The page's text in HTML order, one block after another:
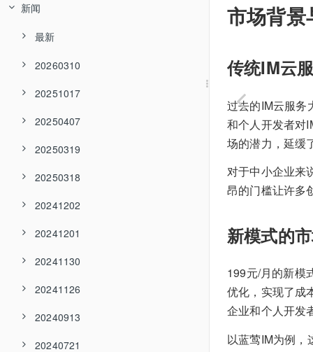
新闻
最新
20260310
20251017
20250407
20250319
20250318
20241202
20241201
20241130
20241126
20240913
20240721
市场背景
传统IM云
过去的IM云服务
和个人开发者对
场的潜力，延缓
对于中小企业来
昂的门槛让许多
新模式的
199元/月的新模
优化，实现了成
企业和个人开发
以蓝莺IM为例，